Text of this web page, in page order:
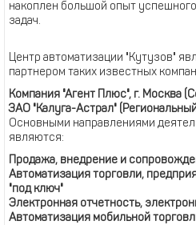
накоплен большой опыт
задач.
Центр автоматизации "Кутузов"
партнером таких известных
Компания "Агент Плюс", г. Москва
ЗАО "Калуга-Астрал"
Основными направлениями
являются:
Продажа, внедрение и
Автоматизация торговли,
"под ключ"
Электронная отчетность,
Автоматизация мобильной